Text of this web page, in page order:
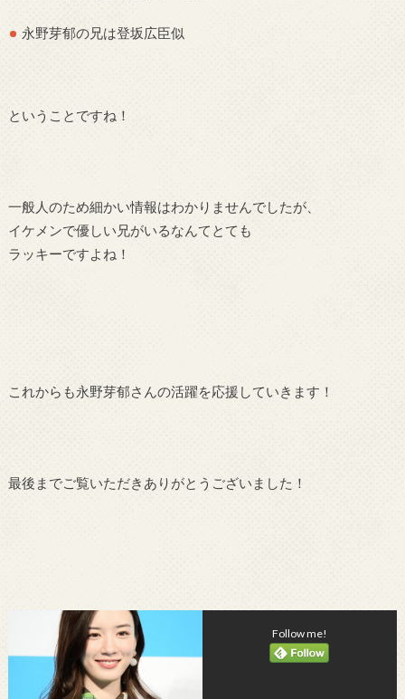
永野芽郁の兄は登坂広臣似
ということですね！
一般人のため細かい情報はわかりませんでしたが、
イケメンで優しい兄がいるなんてとても
ラッキーですよね！
これからも永野芽郁さんの活躍を応援していきます！
最後までご覧いただきありがとうございました！
Follow me!